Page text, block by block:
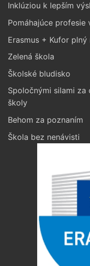
Inklúziou k lepším
Pomáhajúce profesie
Erasmus + Kufor
Zelená škola
Školské bludisko
Spoločnými silami
školy
Behom za poznaním
Škola bez nenávisti